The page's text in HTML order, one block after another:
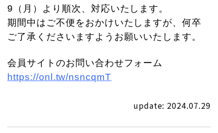
9（月）より順次、対応いたします。
期間中はご不便をおかけいたしますが、何卒
ご了承くださいますようお願いいたします。
会員サイトのお問い合わせフォーム
https://onl.tw/nsncqmT
update: 2024.07.29